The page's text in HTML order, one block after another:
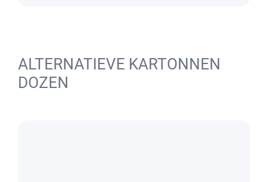
ALTERNATIEVE KARTONNEN
DOZEN